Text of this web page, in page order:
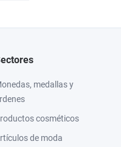
medallas y
cosméticos
de moda